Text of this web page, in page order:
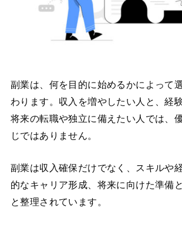
副業は、何を目的に始めるかによって
わります。収入を増やしたい人と、経
将来の転職や独立に備えたい人では、
じではありません。
副業は収入確保だけでなく、スキルや
的なキャリア形成、将来に向けた準備
と整理されています。